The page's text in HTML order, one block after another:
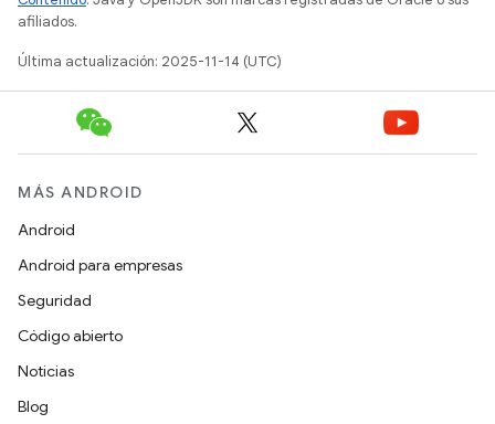
afiliados.
Última actualización: 2025-11-14 (UTC)
MÁS ANDROID
Android
Android para empresas
Seguridad
Código abierto
Noticias
Blog